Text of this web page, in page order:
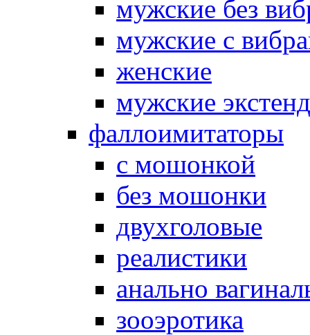
мужские без
мужские с
женские
мужские
фаллоимитаторы
с мошонкой
без мошонки
двухголовые
реалистики
анально
зооэротика